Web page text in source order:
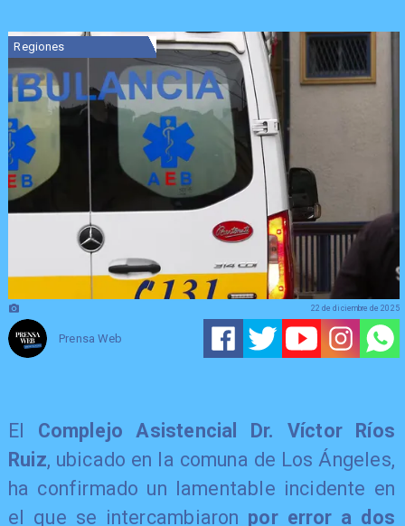
Regiones
Prensa Web
22 de diciembre de 2025
El Complejo Asistencial Dr. Víctor Ríos
Ruiz, ubicado en la comuna de Los Ángeles,
ha confirmado un lamentable incidente en
el que se intercambiaron por error a dos